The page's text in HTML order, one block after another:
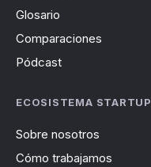
Glosario
Comparaciones
Pódcast
ECOSISTEMA STARTUP
Sobre nosotros
Cómo trabajamos